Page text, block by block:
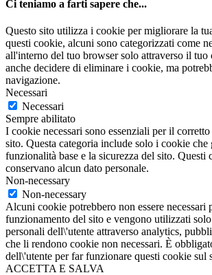
Ci teniamo a farti sapere che...
Questo sito utilizza i cookie per migliorare la
questi cookie, alcuni sono categorizzati come
all'interno del tuo browser solo attraverso il tuo
anche decidere di eliminare i cookie, ma
navigazione.
Necessari
Necessari
Sempre abilitato
I cookie necessari sono essenziali per il
sito. Questa categoria include solo i cookie che
funzionalità base e la sicurezza del sito. Questi
conservano alcun dato personale.
Non-necessary
Non-necessary
Alcuni cookie potrebbero non essere necessari
funzionamento del sito e vengono utilizzati
personali dell\'utente attraverso analytics,
che li rendono cookie non necessari. È
dell\'utente per far funzionare questi cookie sul
ACCETTA E SALVA